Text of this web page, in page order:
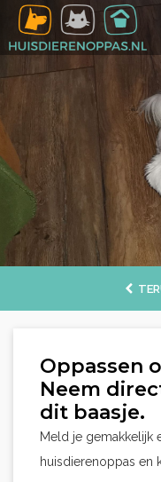
Oppassen
Neem
dit baasje.
Meld je gemakkelijk
huisdierenoppas en